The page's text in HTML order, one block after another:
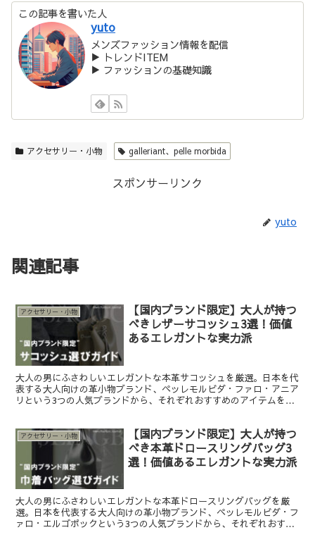
この記事を書いた人
yuto
メンズファッション情報を配信
▶ トレンドITEM
▶ ファッションの基礎知識
アクセサリー・小物 galleriant、pelle morbida
スポンサーリンク
yuto
関連記事
アクセサリー・小物
【国内ブランド限定】大人が持つ
べきレザーサコッシュ3選！価値
あるエレガントな実力派
大人の男にふさわしいエレガントな本革サコッシュを厳選。日本を代
表する大人向けの革小物ブランド、ペッレモルビダ・ファロ・アニア
リという3つの人気ブランドから、それぞれおすすめのアイテムをご
アクセサリー・小物
【国内ブランド限定】大人が持つ
べき本革ドロースリングバッグ3
選！価値あるエレガントな実力派
大人の男にふさわしいエレガントな本革ドロースリングバッグを厳
選。日本を代表する大人向けの革小物ブランド、ペッレモルビダ・フ
ァロ・エルゴポックという3つの人気ブランドから、それぞれおすす